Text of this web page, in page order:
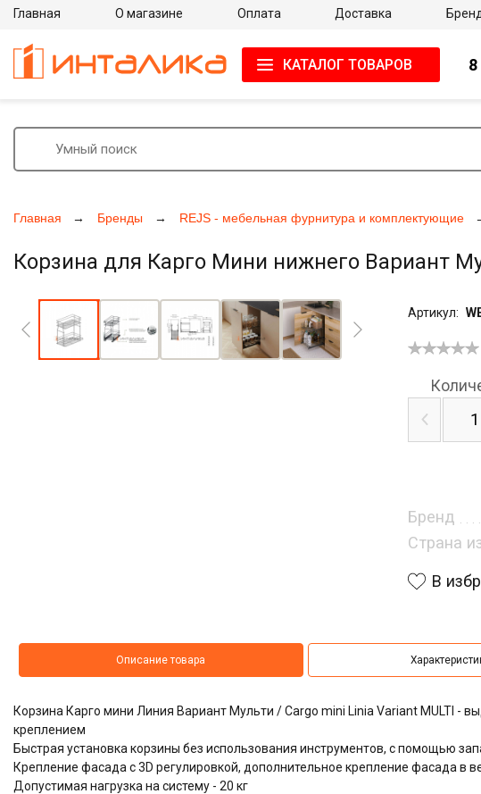
Главная Бренды REJS - мебельная фурнитура и комплектующие
Корзина для Карго Мини нижнего Вариант
Артикул:
Бренд
Страна
В
Описание товара
Корзина Карго мини Линия Вариант Мульти / Cargo mini Linia Variant MULTI
креплением
​​​​​​​Быстрая установка корзины без использования инструментов, с помощью
Крепление фасада с 3D регулировкой, дополнительное крепление фасада в
Допустимая нагрузка на систему - 20 кг
Главная О магазине Оплата Доставка
КАТАЛОГ ТОВАРОВ